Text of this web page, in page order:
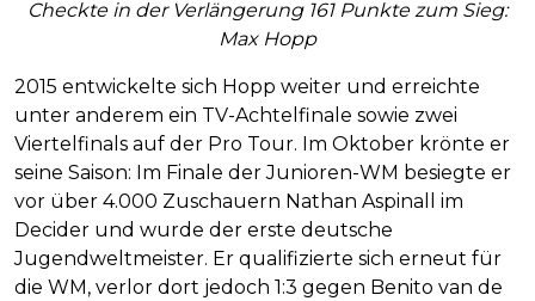
Checkte in der Verlängerung 161 Punkte zum Sieg:
Max Hopp
2015 entwickelte sich Hopp weiter und erreichte
unter anderem ein TV-Achtelfinale sowie zwei
Viertelfinals auf der Pro Tour. Im Oktober krönte er
seine Saison: Im Finale der Junioren-WM besiegte er
vor über 4.000 Zuschauern Nathan Aspinall im
Decider und wurde der erste deutsche
Jugendweltmeister. Er qualifizierte sich erneut für
die WM, verlor dort jedoch 1:3 gegen Benito van de